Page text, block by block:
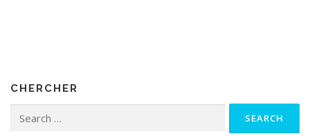
CHERCHER